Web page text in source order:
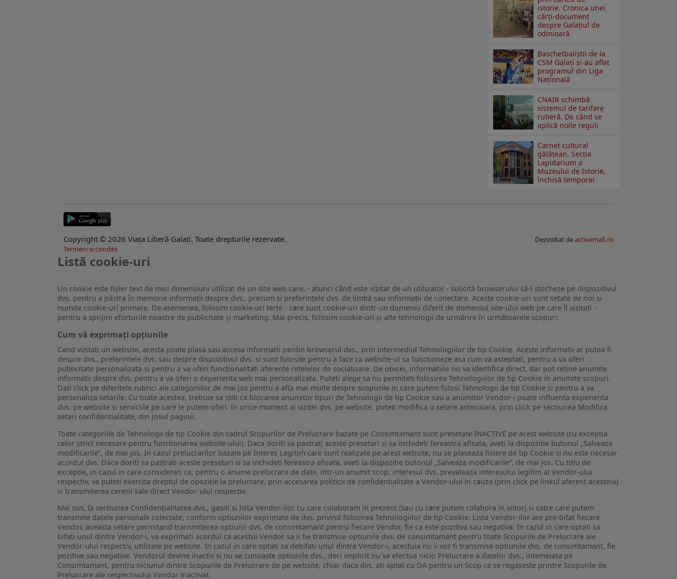
istorie. Cronica unei
cărți-document
despre Galațiul de
odinioară
Baschetbaliștii de la
CSM Galați și-au aflat
programul din Liga
Națională
CNAIR schimbă
sistemul de tarifare
rutieră. De când se
aplică noile reguli
Carnet cultural
gălăţean. Secţia
Lapidarium a
Muzeului de Istorie,
închisă temporar
Copyright © 2026 Viaţa Liberă Galaţi. Toate drepturile rezervate. Dezvoltat deactivemall.ro
Termeni si conditii
Listă cookie-uri
Un cookie este fişier text de mici dimensiuni utilizat de un site web care, - atunci când este vizitat de un utilizator - solicită browserului să-l stocheze pe dispozitivul
dvs. pentru a păstra în memorie informații despre dvs., precum și preferințele dvs. de limbă sau informații de conectare. Aceste cookie-uri sunt setate de noi și
numite cookie-uri primare. De asemenea, folosim cookie-uri terțe - care sunt cookie-uri dintr-un domeniu diferit de domeniul site-ului web pe care îl vizitați -
pentru a sprijini eforturile noastre de publicitate și marketing. Mai precis, folosim cookie-uri și alte tehnologii de urmărire în următoarele scopuri:
Cum vă exprimați opțiunile
Cand vizitati un website, acesta poate plasa sau accesa informatii pe/din browserul dvs., prin intermediul Tehnologiilor de tip Cookie. Aceste informatii ar putea fi
despre dvs., preferintele dvs. sau despre dispozitivul dvs. si sunt folosite pentru a face ca website-ul sa functioneze asa cum va asteptati, pentru a va oferi
publicitate personalizata si pentru a va oferi functionalitati aferente retelelor de socializare. De obicei, informatiile nu va identifica direct, dar pot retine anumite
informatii despre dvs. pentru a va oferi o experienta web mai personalizata. Puteti alege sa nu permiteti folosirea Tehnologiilor de tip Cookie in anumite scopuri.
Dati click pe diferitele rubrici ale categoriilor de mai jos pentru a afla mai multe despre scopurile in care putem folosi Tehnologii de tip Cookie si pentru a va
personaliza setarile. Cu toate acestea, trebuie sa stiti ca blocarea anumitor tipuri de Tehnologii de tip Cookie sau a anumitor Vendor-i poate influenta experienta
dvs. pe website si serviciile pe care le putem oferi. In orice moment al vizitei dvs. pe website, puteti modifica o setare anterioara, prin click pe sectiunea Modifica
setari confidentialitate, din josul paginii.
Toate categoriile de Tehnologii de tip Cookie din cadrul Scopurilor de Prelucrare bazate pe Consimtamant sunt presetate INACTIVE pe acest website (cu exceptia
celor strict necesare pentru functionarea website-ului). Daca doriti sa pastrati aceste presetari si sa inchideti fereastra afisata, aveti la dispozitie butonul „Salveaza
modificarile”, de mai jos. In cazul prelucrarilor bazate pe Interes Legitim care sunt realizate pe acest website, nu se plaseaza fisiere de tip Cookie si nu este necesar
acordul dvs. Daca doriti sa pastrati aceste presetari si sa inchideti fereastra afisata, aveti la dispozitie butonul „Salveaza modificarile”, de mai jos. Cu titlu de
exceptie, in cazul in care considerati ca, pentru o anume prelucrare de date, intr-un anumit scop, interesul dvs. prevaleaza interesului legitim al Vendor-ului
respectiv, va puteti exercita dreptul de opozitie la prelucrare, prin accesarea politicii de confidentialitate a Vendor-ului in cauza (prin click pe linkul aferent acesteia)
si transmiterea cererii sale direct Vendor-ului respectiv.
Mai sus, la sectiunea Confidențialitatea dvs., gasiti si lista Vendor-ilor cu care colaboram in prezent (sau cu care putem colabora in viitor) si catre care putem
transmite datele personale colectate, conform optiunilor exprimate de dvs. privind folosirea Tehnologiilor de tip Cookie. Lista Vendor-ilor are pre-bifat fiecare
Vendor, aceasta setare permitand transmiterea optiunii dvs. de consimtamant pentru fiecare Vendor, fie ca este pozitiva sau negativa. In cazul in care optati sa
bifati unul dintre Vendor-i, va exprimati acordul ca acestui Vendor sa ii fie transmise optiunile dvs. de consimtamant pentru toate Scopurile de Prelucrare ale
Vendor-ului respectiv, utilizate pe website. In cazul in care optati sa debifati unul dintre Vendor-i, acestuia nu ii vor fi transmise optiunile dvs. de consimtamant, fie
pozitive sau negative. Vendorul devine inactiv si nu va cunoaste optiunile dvs., deci implicit nu va efectua nicio Prelucrare a datelor dvs., intemeiata pe
Consimtamant, pentru niciunul dintre Scopurile de Prelucrare de pe website, chiar daca dvs. ati optat cu DA pentru un Scop ce se regaseste printre Scopurile de
Prelucrare ale respectivului Vendor inactivat.